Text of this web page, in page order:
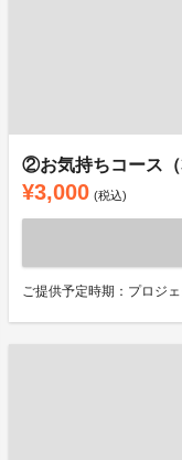
②お気持ちコース（
¥3,000 (税込)
ご提供予定時期：プロジ